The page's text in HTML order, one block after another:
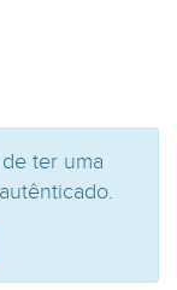
ter uma